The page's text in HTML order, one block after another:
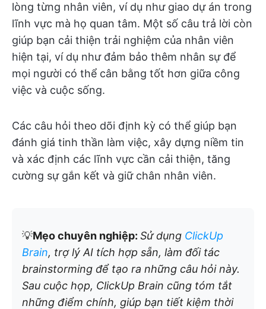
lòng từng nhân viên, ví dụ như giao dự án trong
lĩnh vực mà họ quan tâm. Một số câu trả lời còn
giúp bạn cải thiện trải nghiệm của nhân viên
hiện tại, ví dụ như đảm bảo thêm nhân sự để
mọi người có thể cân bằng tốt hơn giữa công
việc và cuộc sống.
Các câu hỏi theo dõi định kỳ có thể giúp bạn
đánh giá tinh thần làm việc, xây dựng niềm tin
và xác định các lĩnh vực cần cải thiện, tăng
cường sự gắn kết và giữ chân nhân viên.
💡Mẹo chuyên nghiệp: Sử dụng ClickUp
Brain, trợ lý AI tích hợp sẵn, làm đối tác
brainstorming để tạo ra những câu hỏi này.
Sau cuộc họp, ClickUp Brain cũng tóm tắt
những điểm chính, giúp bạn tiết kiệm thời